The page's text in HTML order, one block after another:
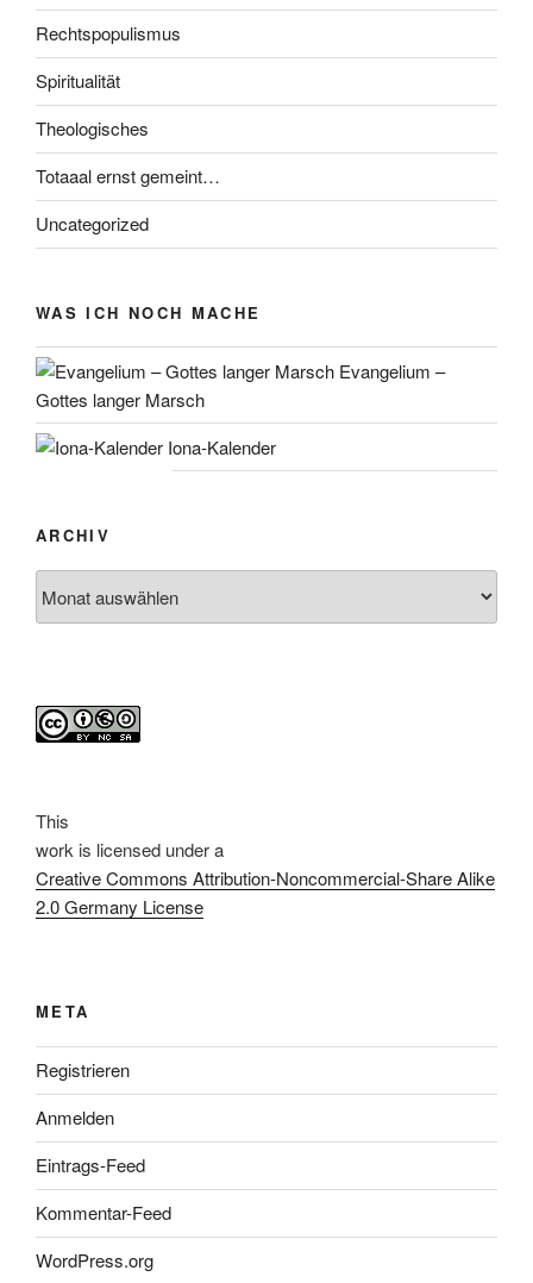
Rechtspopulismus
Spiritualität
Theologisches
Totaaal ernst gemeint…
Uncategorized
WAS ICH NOCH MACHE
Evangelium –
Gottes langer Marsch
Iona-Kalender
ARCHIV
This
work is licensed under a
Creative Commons Attribution-Noncommercial-Share Alike
2.0 Germany License
META
Registrieren
Anmelden
Eintrags-Feed
Kommentar-Feed
WordPress.org